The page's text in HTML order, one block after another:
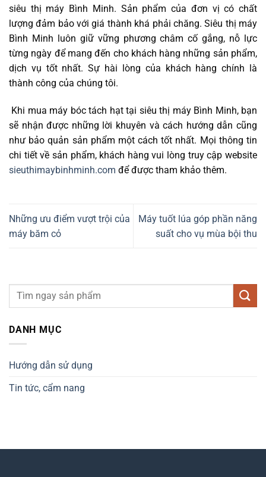
siêu thị máy Bình Minh. Sản phẩm của đơn vị có chất
lượng đảm bảo với giá thành khá phải chăng. Siêu thị máy
Bình Minh luôn giữ vững phương châm cố gắng, nỗ lực
từng ngày để mang đến cho khách hàng những sản phẩm,
dịch vụ tốt nhất. Sự hài lòng của khách hàng chính là
thành công của chúng tôi.
Khi mua máy bóc tách hạt tại siêu thị máy Bình Minh, bạn
sẽ nhận được những lời khuyên và cách hướng dẫn cũng
như bảo quản sản phẩm một cách tốt nhất. Mọi thông tin
chi tiết về sản phẩm, khách hàng vui lòng truy cập website
sieuthimaybinhminh.com để được tham khảo thêm.
Những ưu điểm vượt trội của
máy băm cỏ
Máy tuốt lúa góp phần năng
suất cho vụ mùa bội thu
DANH MỤC
Hướng dẫn sử dụng
Tin tức, cẩm nang